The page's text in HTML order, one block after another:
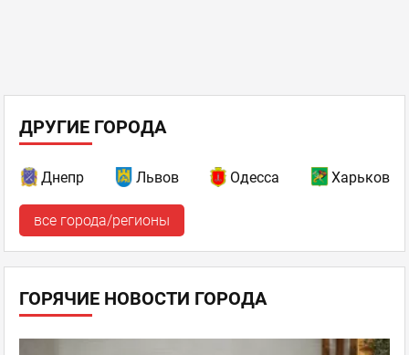
ДРУГИЕ ГОРОДА
Днепр Львов Одесса Харьков
все города/регионы
ГОРЯЧИЕ НОВОСТИ ГОРОДА